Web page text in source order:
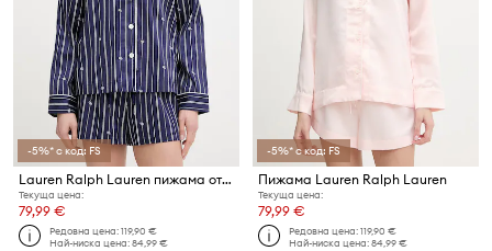
-5%* с код: FS
Lauren Ralph Lauren пижама от две части дамска от памук
Текуща цена:
79,99 €
Редовна цена:119,90 €
Най-ниска цена:84,99 €
-5%* с код: FS
Пижама Lauren Ralph Lauren
Текуща цена:
79,99 €
Редовна цена:119,90 €
Най-ниска цена:84,99 €